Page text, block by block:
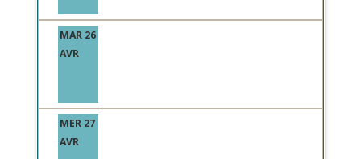
MAR 26
AVR
MER 27
AVR